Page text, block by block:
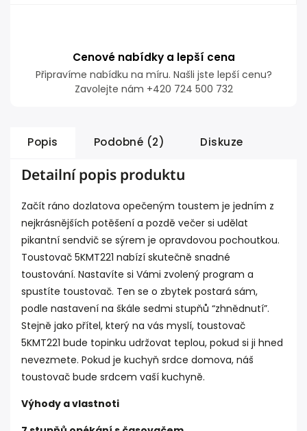
Cenové nabídky a lepší cena
Připravíme nabídku na míru. Našli jste lepší cenu?
Zavolejte nám +420 724 500 732
Popis Podobné (2) Diskuze
Detailní popis produktu
Začít ráno dozlatova opečeným toustem je jedním z
nejkrásnějších potěšení a pozdě večer si udělat
pikantní sendvič se sýrem je opravdovou pochoutkou.
Toustovač 5KMT221 nabízí skutečně snadné
toustování. Nastavíte si Vámi zvolený program a
spustíte toustovač. Ten se o zbytek postará sám,
podle nastavení na škále sedmi stupňů “zhnědnutí”.
Stejně jako přítel, který na vás myslí, toustovač
5KMT221 bude topinku udržovat teplou, pokud si ji hned
nevezmete. Pokud je kuchyň srdce domova, náš
toustovač bude srdcem vaší kuchyně.
Výhody a vlastnoti